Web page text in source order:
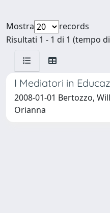
Mostra
records
Risultati 1 - 1 di 1 (tempo
I Mediatori in
2008-01-01 Bertozzo,
Orianna